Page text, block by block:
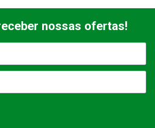
nossas ofertas!